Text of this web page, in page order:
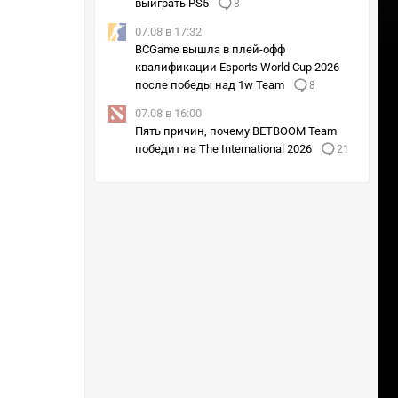
выиграть PS5 8
07.08 в 17:32
BCGame вышла в плей-офф
квалификации Esports World Cup 2026
после победы над 1w Team
8
07.08 в 16:00
Пять причин, почему BETBOOM Team
победит на The International 2026
21